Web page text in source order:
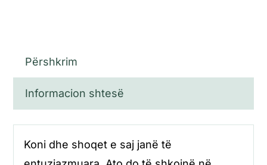
Përshkrim
Informacion shtesë
Koni dhe shoqet e saj janë të